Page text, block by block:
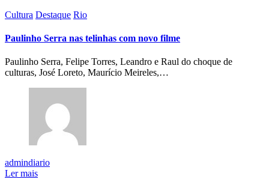
Cultura Destaque Rio
Paulinho Serra nas telinhas com novo filme
Paulinho Serra, Felipe Torres, Leandro e Raul do choque de
culturas, José Loreto, Maurício Meireles,…
admindiario
Ler mais